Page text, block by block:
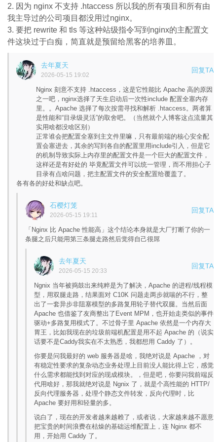
2. 因为 nginx 不支持 .htaccess 所以我的所有项目和所有由
我主导过的公司项目都没用过nginx。
3. 要把 rewrite 和 tls 等这种站级指令写到nginx的主配置文
件这块过于白痴，简直就是预留给黑客的培养皿。
去年夏天
2026-05-15 19:02
回复TA
Nginx 刻意不支持 .htaccess，这是它性能比 Apache 高的原因
之一吧，nginx选择了天生启动后一次性include 配置全塞内存
里。。Apache 选择了每次按需寻找和解析 .htaccess。两者算
是性能和“目录级灵活”的取舍吧。（当然就个人博客这点流量其
实用啥都没啥区别）
正常谁会把配置全塞到主文件里嘛，只有最前端的核心安全配
置会塞进去，其余的写到各自的配置里用include引入，但是它
的机制导致实际上内存里的配置文件是一个巨大的配置文件，
这样还是有好处的 毕竟配置文件可以统一管理，而不用担心子
目录有点啥问题，把主配置文件的安全配置给覆盖了。
各有各的好处和缺点吧。
石樱灯笼
2026-05-15 19:11
回复TA
「Nginx 比 Apache 性能高」这个结论本身就是大厂打断了你的一
条腿之后只能用第三条腿走路然后觉得自己很屌
去年夏天
2026-05-15 20:33
回复TA
Ngnix 当年被捣鼓出来纯粹是为了解决，Apache 的进程/线程模
型，用双腿走路，结果面对 C10K 问题走两步就喘的不行，整
出了一套异步非阻塞模型的多路复用轮子替代双腿。当然后面
Apache 也借鉴了友商整出了Event MPM，也开始走类似的事件
驱动+多路复用模式了。不过骨子里 Apache 依然是一个内存大
胃王，比如我现在的垃圾前端机配置是用不起 Apache 的（说实
话要不是Caddy我实在不太熟悉，我都想用 Caddy 了）。
你要是问我最好的 web 服务器是啥，我绝对说是 Apache ，对
有稳定性要求的复杂动态业务处理上目前没人能比得上它，感觉
什么需求都能找到对应的现成模块。，但是吧，你要问我前端反
代用啥好，那我就绝对说是 Ngnix 了，就是个高性能的 HTTP/
反向代理服务器，处理个静态文件转发，反向代理时，比
Apache 要好用和轻量的多。
说白了，现在的开发者越来越赖了，或者说，大家越来越不愿意
把宝贵的时间浪费在枯燥的基础运维配置上，连 Nginx 都不
用，开始用 Caddy 了。